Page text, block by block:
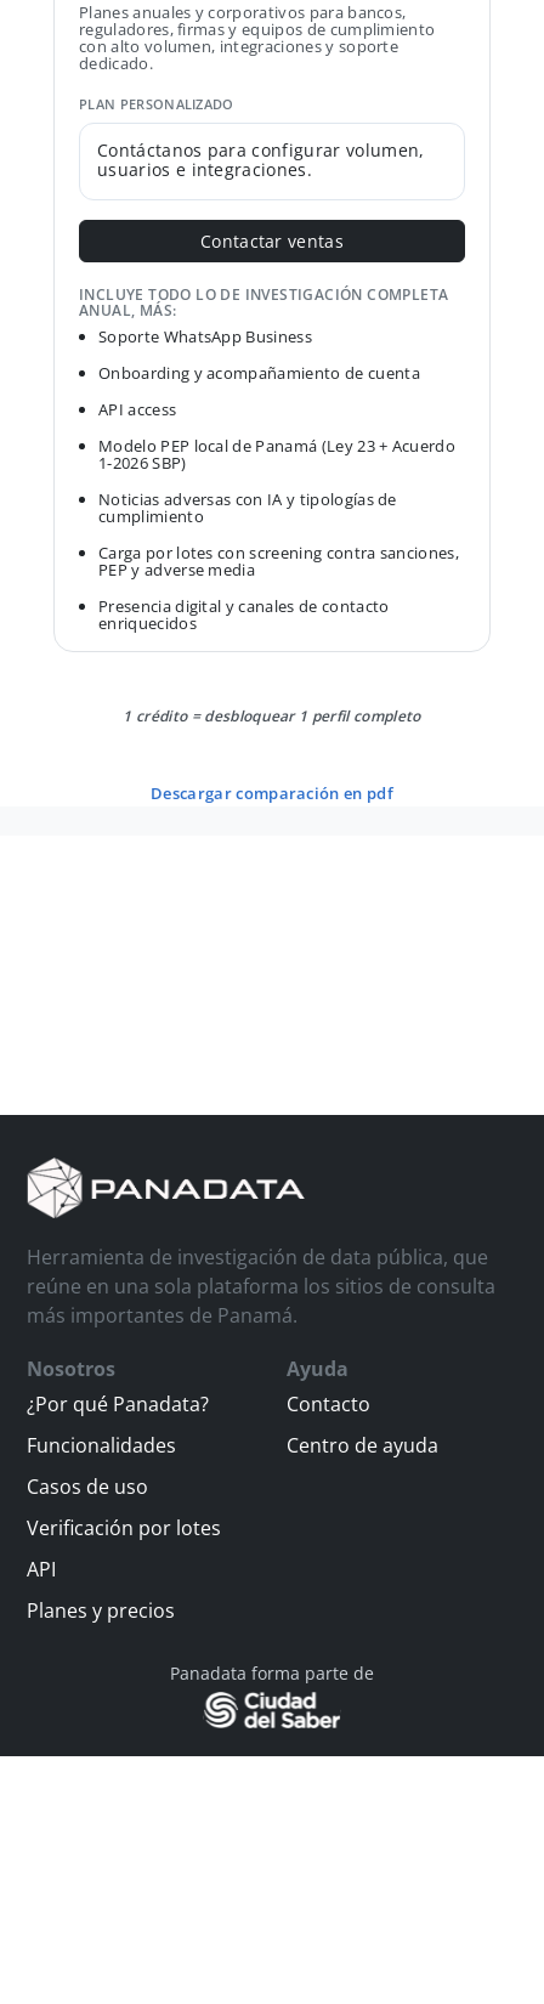
Planes anuales y corporativos para bancos,
reguladores, firmas y equipos de cumplimiento
con alto volumen, integraciones y soporte
dedicado.
PLAN PERSONALIZADO
Contáctanos para configurar volumen,
usuarios e integraciones.
Contactar ventas
INCLUYE TODO LO DE INVESTIGACIÓN COMPLETA
ANUAL, MÁS:
Soporte WhatsApp Business
Onboarding y acompañamiento de cuenta
API access
Modelo PEP local de Panamá (Ley 23 + Acuerdo
1-2026 SBP)
Noticias adversas con IA y tipologías de
cumplimiento
Carga por lotes con screening contra sanciones,
PEP y adverse media
Presencia digital y canales de contacto
enriquecidos
1 crédito = desbloquear 1 perfil completo
descargar comparación en pdf
Herramienta de investigación de data pública, que
reúne en una sola plataforma los sitios de consulta
más importantes de Panamá.
Nosotros
¿Por qué Panadata?
Funcionalidades
Casos de uso
Verificación por lotes
API
Planes y precios
Ayuda
Contacto
Centro de ayuda
Panadata forma parte de